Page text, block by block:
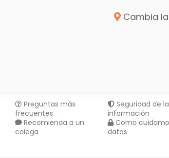
Cambia la
Preguntas más
frecuentes
Recomienda a un
colega
Seguridad de la
información
Como
datos